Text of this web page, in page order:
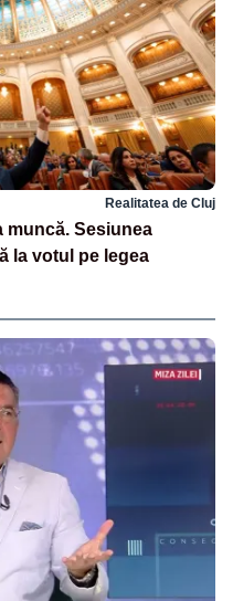
Realitatea de Cluj
muncă. Sesiunea
la votul pe legea